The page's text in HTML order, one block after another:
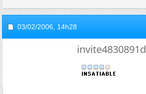
03/02/2006, 14h28
invite4830891d